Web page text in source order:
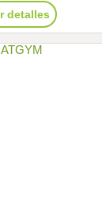
detalles